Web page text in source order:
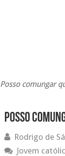
Posso comungar
Posso
Rodrigo de Sá
Jovem